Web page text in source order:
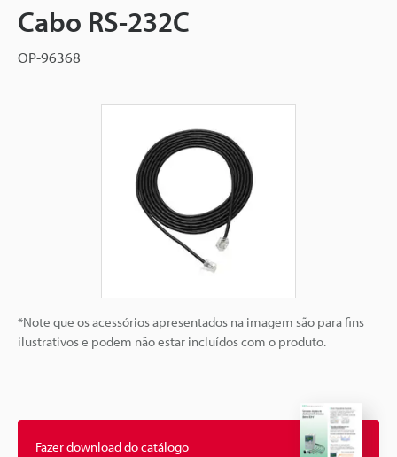
Cabo RS-232C
OP-96368
*Note que os acessórios apresentados na imagem são para fins
ilustrativos e podem não estar incluídos com o produto.
Fazer download do catálogo